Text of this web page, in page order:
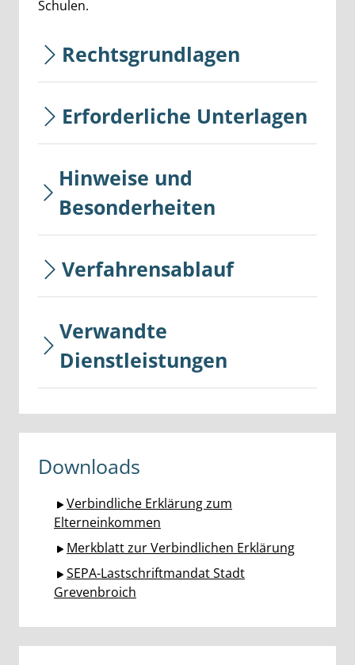
Schulen.
Rechtsgrundlagen
Erforderliche Unterlagen
Hinweise und
Besonderheiten
Verfahrensablauf
Verwandte
Dienstleistungen
Downloads
Verbindliche Erklärung zum
Elterneinkommen
Merkblatt zur Verbindlichen Erklärung
SEPA-Lastschriftmandat Stadt
Grevenbroich